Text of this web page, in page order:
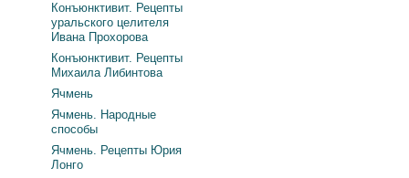
Конъюнктивит. Рецепты
уральского целителя
Ивана Прохорова
Конъюнктивит. Рецепты
Михаила Либинтова
Ячмень
Ячмень. Народные
способы
Ячмень. Рецепты Юрия
Лонго